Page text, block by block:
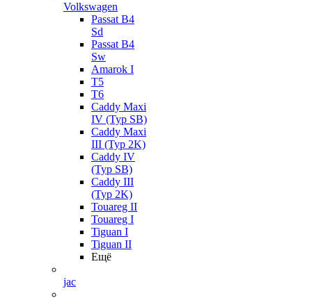
Volkswagen
Passat B4
Sd
Passat B4
Sw
Amarok I
T5
T6
Caddy Maxi
IV (Typ SB)
Caddy Maxi
III (Typ 2K)
Caddy IV
(Typ SB)
Caddy III
(Typ 2K)
Touareg II
Touareg I
Tiguan I
Tiguan II
Ещё
jac